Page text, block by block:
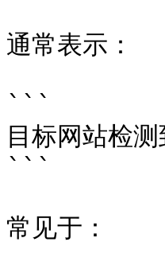
通常表示：
```
目标网站检
```
常见于：